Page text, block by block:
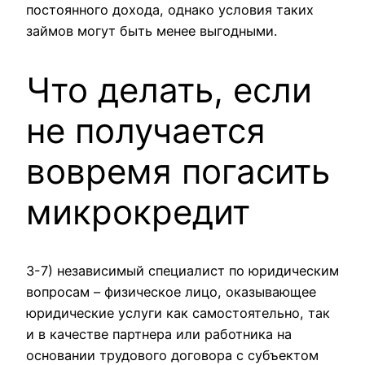
постоянного дохода, однако условия таких
займов могут быть менее выгодными.
Что делать, если
не получается
вовремя погасить
микрокредит
3-7) независимый специалист по юридическим
вопросам – физическое лицо, оказывающее
юридические услуги как самостоятельно, так
и в качестве партнера или работника на
основании трудового договора с субъектом